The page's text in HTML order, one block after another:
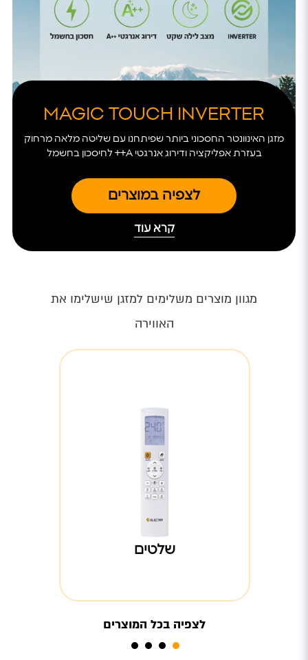
MAGIC TOUCH INVERTER
מזגן האינוונטר החסכוני ביותר שפיתחנו עם שליטה מלאה מרחוק
בעזרת אפליקציה ודירוג אנרגטי A++ לחיסכון בחשמל
לצפיה במוצרים
קרא עוד
מגוון מוצרים משלימים למזגן שישלימו את
האווירה
שלטים
שלטים
לרכישה
לצפיה בכל המוצרים